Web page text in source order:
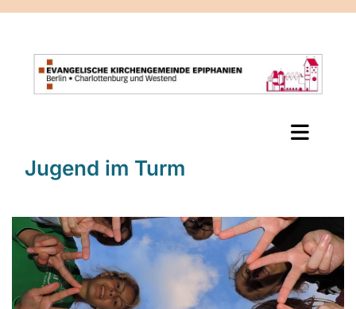
Jugend im Turm